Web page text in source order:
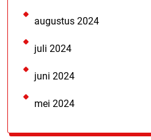
augustus 2024
juli 2024
juni 2024
mei 2024